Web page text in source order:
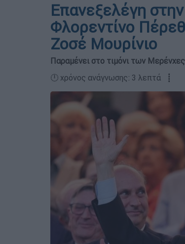
Επανεξελέγη
Φλορεντίνο
Ζοσέ Μουρίνιο
Παραμένει στο τιμόνι των
🕛 χρόνος ανάγνωσης: 3 λεπτά ┋